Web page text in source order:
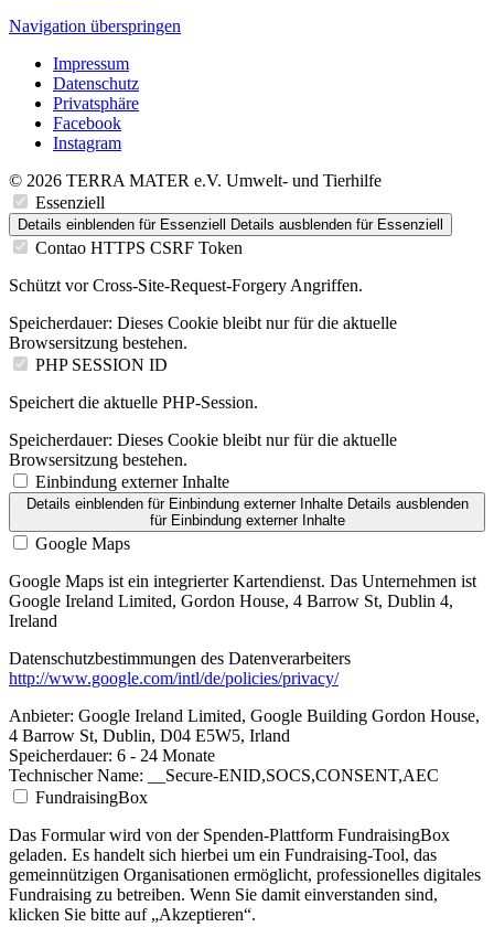
Navigation überspringen
Impressum
Datenschutz
Privatsphäre
Facebook
Instagram
© 2026 TERRA MATER e.V. Umwelt- und Tierhilfe
Essenziell
Details einblenden für Essenziell Details ausblenden für Essenziell
Contao HTTPS CSRF Token
Schützt vor Cross-Site-Request-Forgery Angriffen.
Speicherdauer: Dieses Cookie bleibt nur für die aktuelle
Browsersitzung bestehen.
PHP SESSION ID
Speichert die aktuelle PHP-Session.
Speicherdauer: Dieses Cookie bleibt nur für die aktuelle
Browsersitzung bestehen.
Einbindung externer Inhalte
Details einblendenfür Einbindung externer Inhalte Details ausblenden
für Einbindung externer Inhalte
Google Maps
Google Maps ist ein integrierter Kartendienst. Das Unternehmen ist
Google Ireland Limited, Gordon House, 4 Barrow St, Dublin 4,
Ireland
Datenschutzbestimmungen des Datenverarbeiters
http://www.google.com/intl/de/policies/privacy/
Anbieter: Google Ireland Limited, Google Building Gordon House,
4 Barrow St, Dublin, D04 E5W5, Irland
Speicherdauer: 6 - 24 Monate
Technischer Name: __Secure-ENID,SOCS,CONSENT,AEC
FundraisingBox
Das Formular wird von der Spenden-Plattform FundraisingBox
geladen. Es handelt sich hierbei um ein Fundraising-Tool, das
gemeinnützigen Organisationen ermöglicht, professionelles digitales
Fundraising zu betreiben. Wenn Sie damit einverstanden sind,
klicken Sie bitte auf „Akzeptieren“.